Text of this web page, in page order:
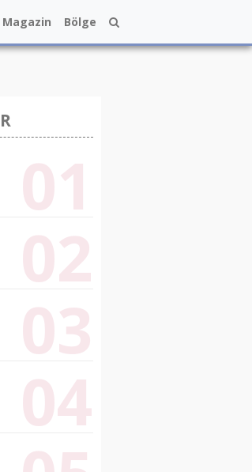
Magazin Bölge